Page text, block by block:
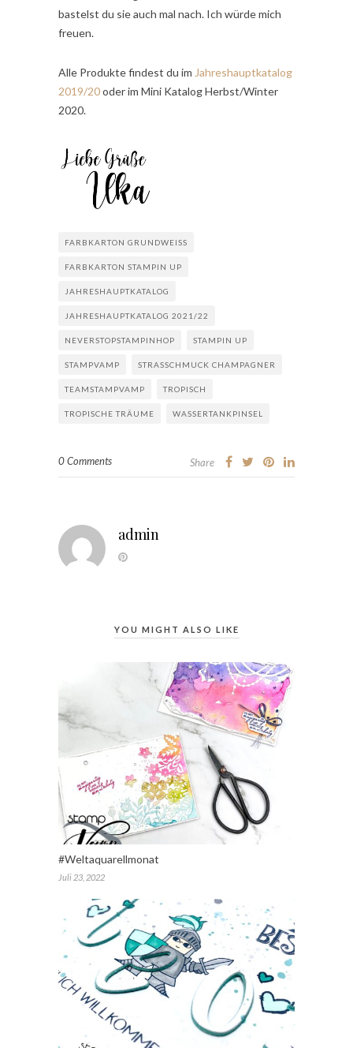
bastelst du sie auch mal nach. Ich würde mich
freuen.
Alle Produkte findest du im Jahreshauptkatalog
2019/20oder im Mini Katalog Herbst/Winter
2020.
FARBKARTON GRUNDWEISS
FARBKARTON STAMPIN UP
JAHRESHAUPTKATALOG
JAHRESHAUPTKATALOG 2021/22
NEVERSTOPSTAMPINHOP STAMPIN UP
STAMPVAMP STRASSCHMUCK CHAMPAGNER
TEAMSTAMPVAMP TROPISCH
TROPISCHE TRÄUME WASSERTANKPINSEL
0 Comments Share
admin
YOU MIGHT ALSO LIKE
#Weltaquarellmonat
Juli 23, 2022